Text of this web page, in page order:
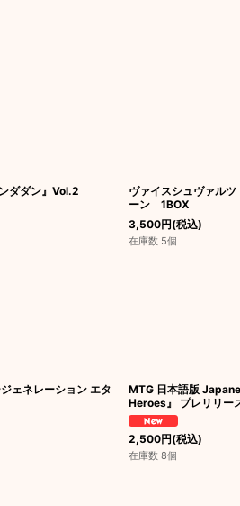
ンダダン』Vol.2
ヴァイスシュヴァル
ーン 1BOX
3,500円(税込)
在庫数 5個
ェネレーション エタ
MTG 日本語版
Heroes』 プレリリー
2,500円(税込)
在庫数 8個